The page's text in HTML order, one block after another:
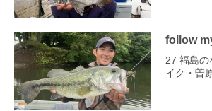
follow
27 福島の
イク・曽